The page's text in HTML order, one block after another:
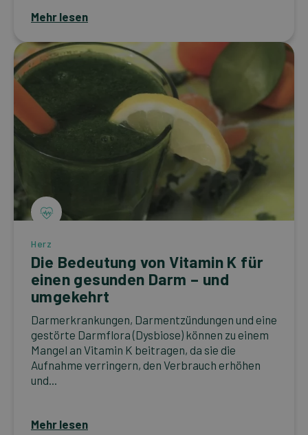
Mehr lesen
Herz
Die Bedeutung von Vitamin K für
einen gesunden Darm – und
umgekehrt
Darmerkrankungen, Darmentzündungen und eine
gestörte Darmflora (Dysbiose) können zu einem
Mangel an Vitamin K beitragen, da sie die
Aufnahme verringern, den Verbrauch erhöhen
und...
Mehr lesen